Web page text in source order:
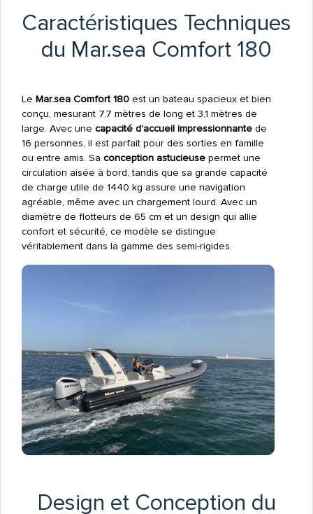
Caractéristiques Techniques
du Mar.sea Comfort 180
Le Mar.sea Comfort 180est un bateau spacieux et bien
conçu, mesurant 7,7 mètres de long et 3,1 mètres de
large. Avec une capacité d'accueil impressionnantede
16 personnes, il est parfait pour des sorties en famille
ou entre amis. Sa conception astucieusepermet une
circulation aisée à bord, tandis que sa grande capacité
de charge utile de 1440 kg assure une navigation
agréable, même avec un chargement lourd. Avec un
diamètre de flotteurs de 65 cm et un design qui allie
confort et sécurité, ce modèle se distingue
véritablement dans la gamme des semi-rigides.
Design et Conception du